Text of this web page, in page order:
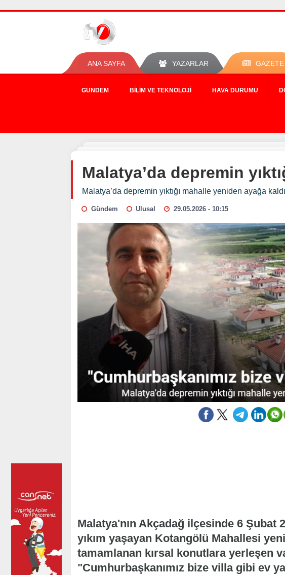
ANA SAYFA YAZARLAR GAZETE
GÜNDEM BILIM VE TEKNOLOJI HAVA DURUMU
Malatya’da depremin
Malatya’da depremin yıktığı mahalle yeniden ayağa
Gündem Ulusal 29.05.2026 - 10:15
Malatya'nın Akçadağ ilçesinde 6 Şubat
yıkım yaşayan Kotangölü Mahallesi
tamamlanan kırsal konutlara yerleşen
"Cumhurbaşkanımız bize villa gibi ev